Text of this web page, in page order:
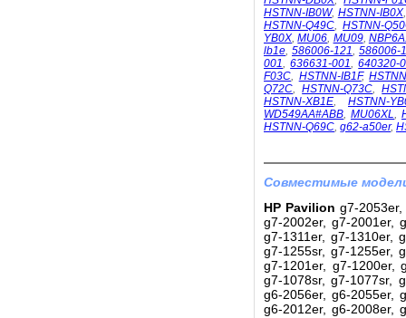
HSTNN-IB0W, HSTNN-IB0X
HSTNN-Q49C,HSTNN-
YB0X,MU06, MU09,
lb1e, 586006-121, 586006-
001,636631-001,640320-
F03C, HSTNN-IB1F,
Q72C,HSTNN-Q73C,
HSTNN-XB1E, HSTNN-
WD549AA#ABB, MU06XL,
HSTNN-Q69C, g62-a50er,
Совместимые
HP Pavilion g7-
g7-2002er, g7-2001er,
g7-1311er, g7-1310er,
g7-1255sr, g7-1255er,
g7-1201er, g7-1200er,
g7-1078sr, g7-1077sr,
g6-2056er, g6-2055er,
g6-2012er, g6-2008er,